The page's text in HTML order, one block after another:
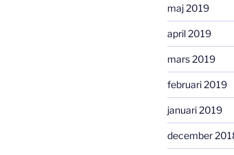
maj 2019
april 2019
mars 2019
februari 2019
januari 2019
december